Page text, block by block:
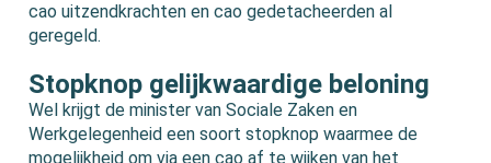
cao uitzendkrachten en cao gedetacheerden al
geregeld.
Stopknop gelijkwaardige beloning
Wel krijgt de minister van Sociale Zaken en
Werkgelegenheid een soort stopknop waarmee de
mogelijkheid om via een cao af te wijken van het